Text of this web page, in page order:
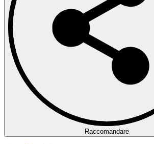
Raccomandare